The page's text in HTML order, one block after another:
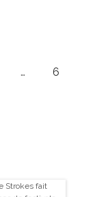
…
6
Strokes fait